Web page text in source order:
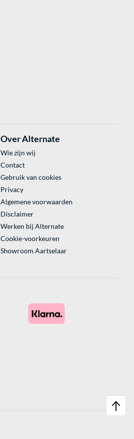
Over Alternate
Wie zijn wij
Contact
Gebruik van cookies
Privacy
Algemene voorwaarden
Disclaimer
Werken bij Alternate
Cookie-voorkeuren
Showroom Aartselaar